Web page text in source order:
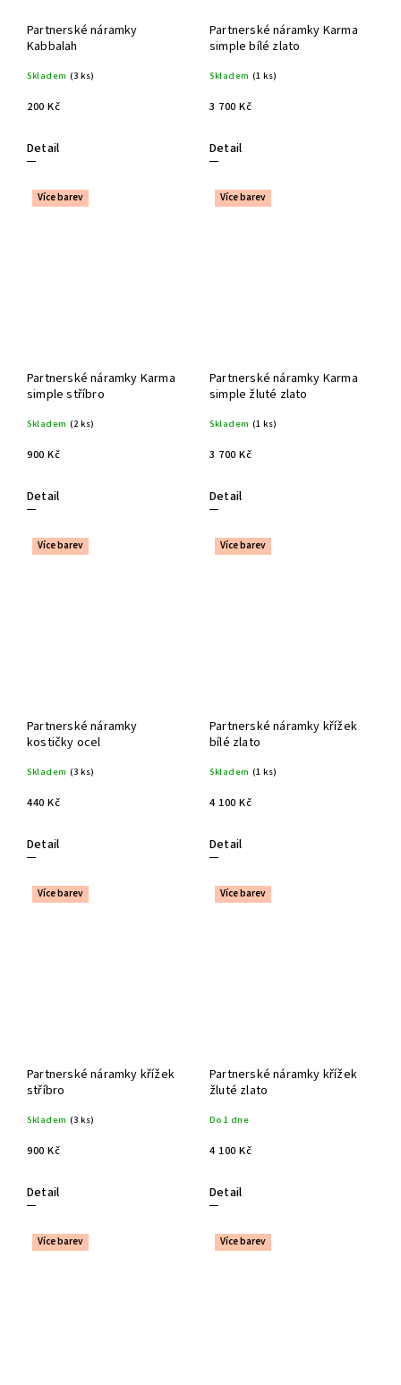
Partnerské náramky
Kabbalah
Skladem (3 ks)
200 Kč
Detail
Partnerské náramky Karma
simple bílé zlato
Skladem (1 ks)
3 700 Kč
Detail
Více barev
Partnerské náramky Karma
simple stříbro
Skladem (2 ks)
900 Kč
Detail
Více barev
Partnerské náramky Karma
simple žluté zlato
Skladem (1 ks)
3 700 Kč
Detail
Více barev
Partnerské náramky
kostičky ocel
Skladem (3 ks)
440 Kč
Detail
Více barev
Partnerské náramky křížek
bílé zlato
Skladem (1 ks)
4 100 Kč
Detail
Více barev
Partnerské náramky křížek
stříbro
Skladem (3 ks)
900 Kč
Detail
Více barev
Partnerské náramky křížek
žluté zlato
Do 1 dne
4 100 Kč
Detail
Více barev Více barev